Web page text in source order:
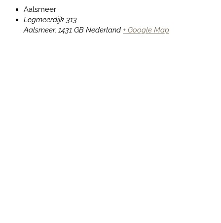
Aalsmeer
Legmeerdijk 313
Aalsmeer, 1431 GB Nederland + Google Map